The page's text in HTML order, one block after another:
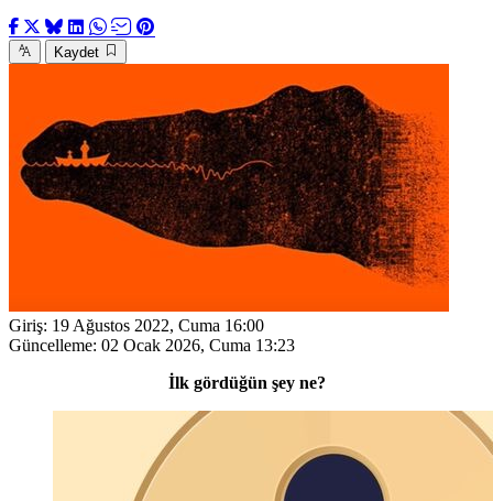
Kaydet
Giriş: 19 Ağustos 2022, Cuma 16:00
Güncelleme: 02 Ocak 2026, Cuma 13:23
İlk gördüğün şey ne?